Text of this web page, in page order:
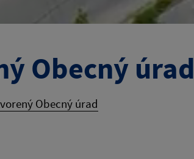
Obecný úrad
Obecný úrad